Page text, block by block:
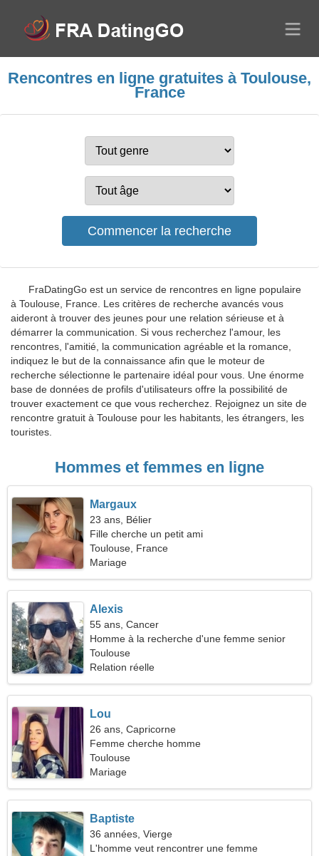
Rencontres en ligne gratuites à Toulouse,
France
FraDatingGo est un service de rencontres en ligne populaire
à Toulouse, France. Les critères de recherche avancés vous
aideront à trouver des jeunes pour une relation sérieuse et à
démarrer la communication. Si vous recherchez l'amour, les
rencontres, l'amitié, la communication agréable et la romance,
indiquez le but de la connaissance afin que le moteur de
recherche sélectionne le partenaire idéal pour vous. Une énorme
base de données de profils d'utilisateurs offre la possibilité de
trouver exactement ce que vous recherchez. Rejoignez un site de
rencontre gratuit à Toulouse pour les habitants, les étrangers, les
touristes.
Hommes et femmes en ligne
Margaux
23 ans, Bélier
Fille cherche un petit ami
Toulouse, France
Mariage
Alexis
55 ans, Cancer
Homme à la recherche d'une femme senior
Toulouse
Relation réelle
Lou
26 ans, Capricorne
Femme cherche homme
Toulouse
Mariage
Baptiste
36 années, Vierge
L'homme veut rencontrer une femme